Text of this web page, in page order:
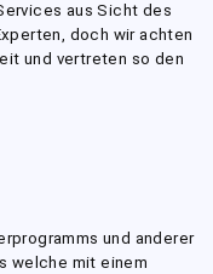
aus Sicht des
doch wir achten
und vertreten so den
und anderer
welche mit einem